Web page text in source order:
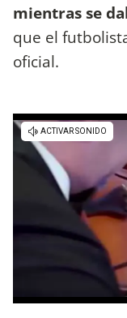
mientras se
que el
oficial.